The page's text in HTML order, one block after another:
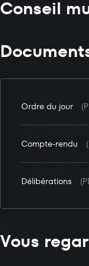
Conseil
Ordre du jour
Compte-rendu
Délibérations
Vous